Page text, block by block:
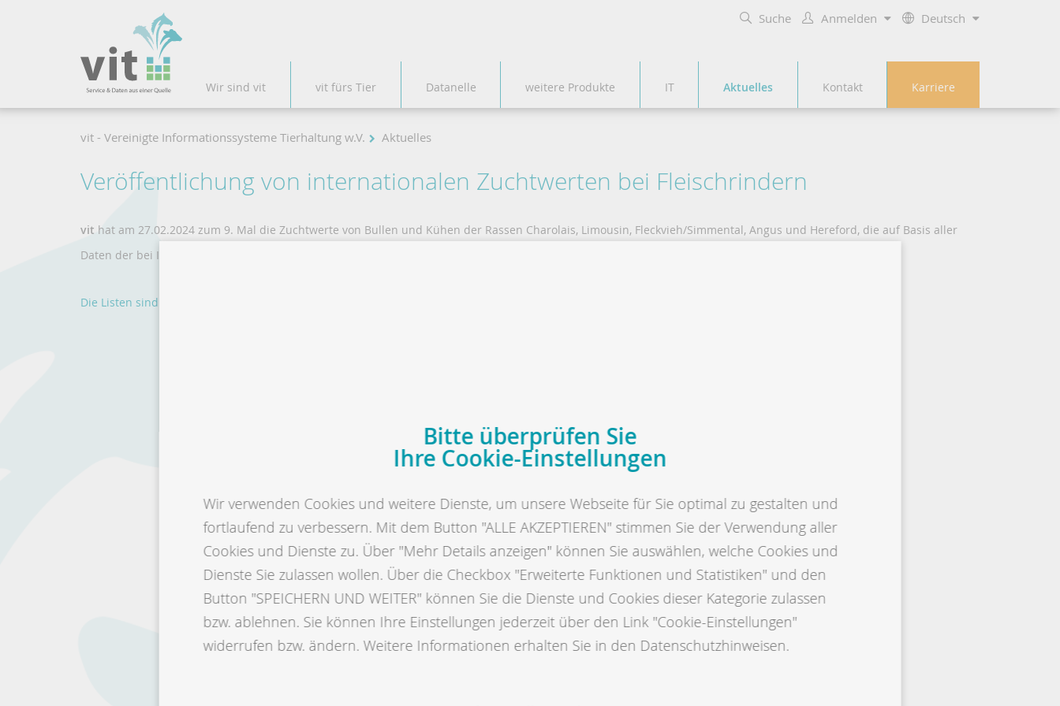
Suche Anmelden Deutsch
Wir sind vit vit fürs Tier Datanelle weitere Produkte IT Aktuelles Kontakt Karriere
vit - Vereinigte Informationssysteme Tierhaltung w.V. Aktuelles
Veröffentlichung von internationalen Zuchtwerten bei Fleischrindern
vit hat am 27.02.2024 zum 9. Mal die Zuchtwerte von Bullen und Kühen der Rassen Charolais, Limousin, Fleckvieh/Simmental, Angus und Hereford, die auf Basis aller
Daten der bei Interbeef (ITB) teilnehmenden Ländern geschätzt wurden, veröffentlicht.
Die Listen sind hier einsehbar.
Bitte überprüfen Sie
Ihre Cookie-Einstellungen
Wir verwenden Cookies und weitere Dienste, um unsere Webseite für Sie optimal zu gestalten und
fortlaufend zu verbessern. Mit dem Button "ALLE AKZEPTIEREN" stimmen Sie der Verwendung aller
Cookies und Dienste zu. Über "Mehr Details anzeigen" können Sie auswählen, welche Cookies und
Dienste Sie zulassen wollen. Über die Checkbox "Erweiterte Funktionen und Statistiken" und den
Button "SPEICHERN UND WEITER" können Sie die Dienste und Cookies dieser Kategorie zulassen
bzw. ablehnen. Sie können Ihre Einstellungen jederzeit über den Link "Cookie-Einstellungen"
widerrufen bzw. ändern. Weitere Informationen erhalten Sie in den Datenschutzhinweisen.